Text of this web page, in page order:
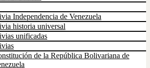
Independencia de Venezuela
historia universal
unificadas
de la República Bolivariana de